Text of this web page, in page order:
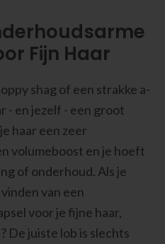
Fijn Haar
shag of een strakke a-
- en jezelf - een groot
haar een zeer
volumeboost en je hoeft
of onderhoud. Als je
van een
voor je fijne haar,
De juiste lob is slechts